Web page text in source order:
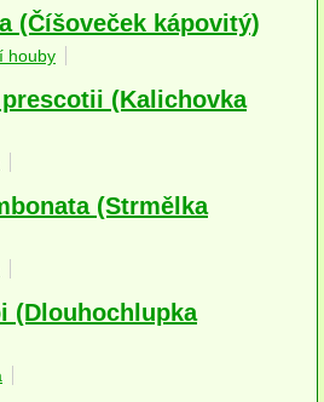
(Číšoveček kápovitý)
houby
(Kalichovka
(Strmělka
(Dlouhochlupka